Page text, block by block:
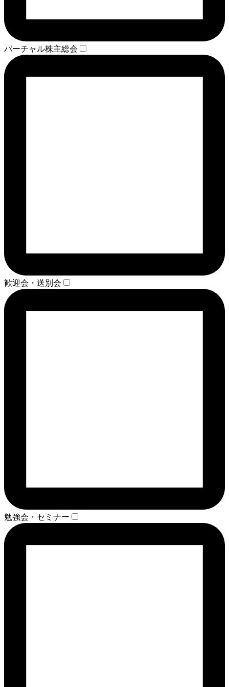
バーチャル株主総会
歓迎会・送別会
勉強会・セミナー